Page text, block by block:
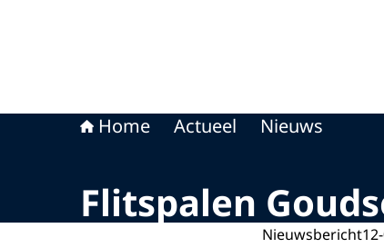
Home Actueel Nieuws
Flitspalen
Nieuwsbericht